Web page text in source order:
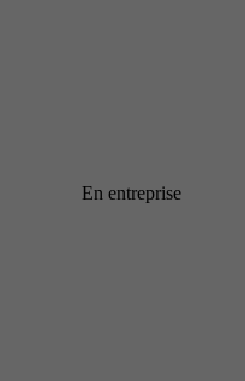
En entreprise